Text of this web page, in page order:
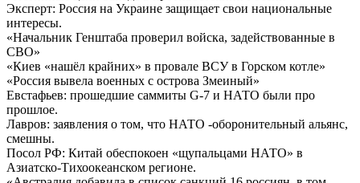
Эксперт: Россия на Украине защищает свои национальные
интересы.
«Начальник Генштаба проверил войска, задействованные в
СВО»
«Киев «нашёл крайних» в провале ВСУ в Горском котле»
«Россия вывела военных с острова Змеиный»
Евстафьев: прошедшие саммиты G-7 и НАТО были про
прошлое.
Лавров: заявления о том, что НАТО -оборонительный альянс,
смешны.
Посол РФ: Китай обеспокоен «щупальцами НАТО» в
Азиатско-Тихоокеанском регионе.